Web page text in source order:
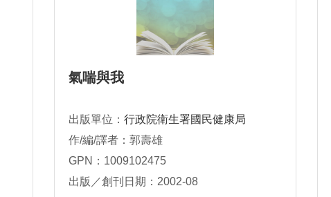
氣喘與我
出版單位： 行政院衛生署國民健康局
作/編/譯者：郭壽雄
GPN：1009102475
出版／創刊日期：2002-08